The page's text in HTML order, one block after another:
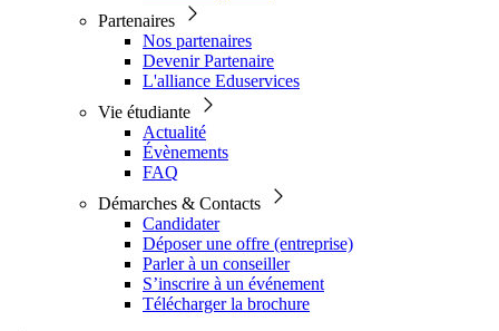
Partenaires
Nos partenaires
Devenir Partenaire
L'alliance Eduservices
Vie étudiante
Actualité
Évènements
FAQ
Démarches & Contacts
Candidater
Déposer une offre (entreprise)
Parler à un conseiller
S’inscrire à un événement
Télécharger la brochure